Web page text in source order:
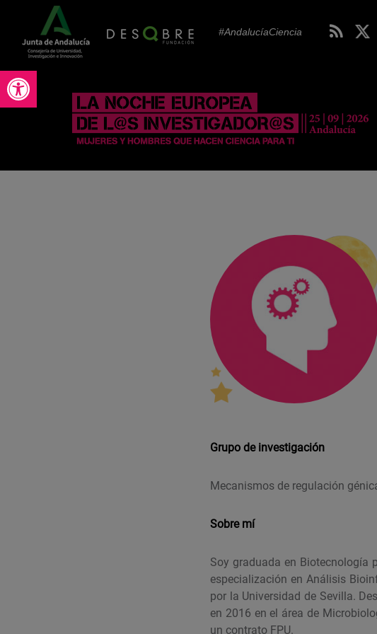
Abrir barra de herramientas
#AndalucíaCiencia
Grupo de investigación
Mecanismos de regulación
Sobre mí
Soy graduada en Biotecnología
especialización en Análisis
por la Universidad de Sevilla.
en 2016 en el área de
un contrato FPU.